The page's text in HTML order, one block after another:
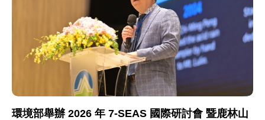
環境部舉辦 2026 年 7-SEAS 國際研討會 暨鹿林山